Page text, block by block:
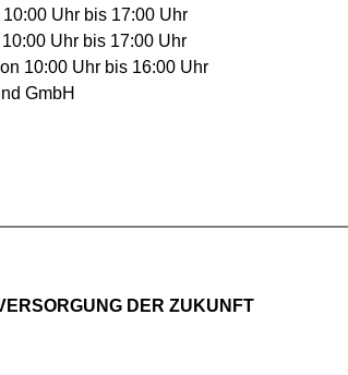
Uhr bis 17:00 Uhr
Uhr bis 17:00 Uhr
10:00 Uhr bis 16:00 Uhr
GmbH
DER ZUKUNFT